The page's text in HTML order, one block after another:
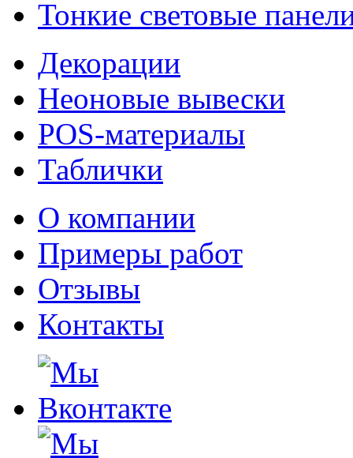
Тонкие световые
Декорации
Неоновые вывески
POS-материалы
Таблички
О компании
Примеры работ
Отзывы
Контакты